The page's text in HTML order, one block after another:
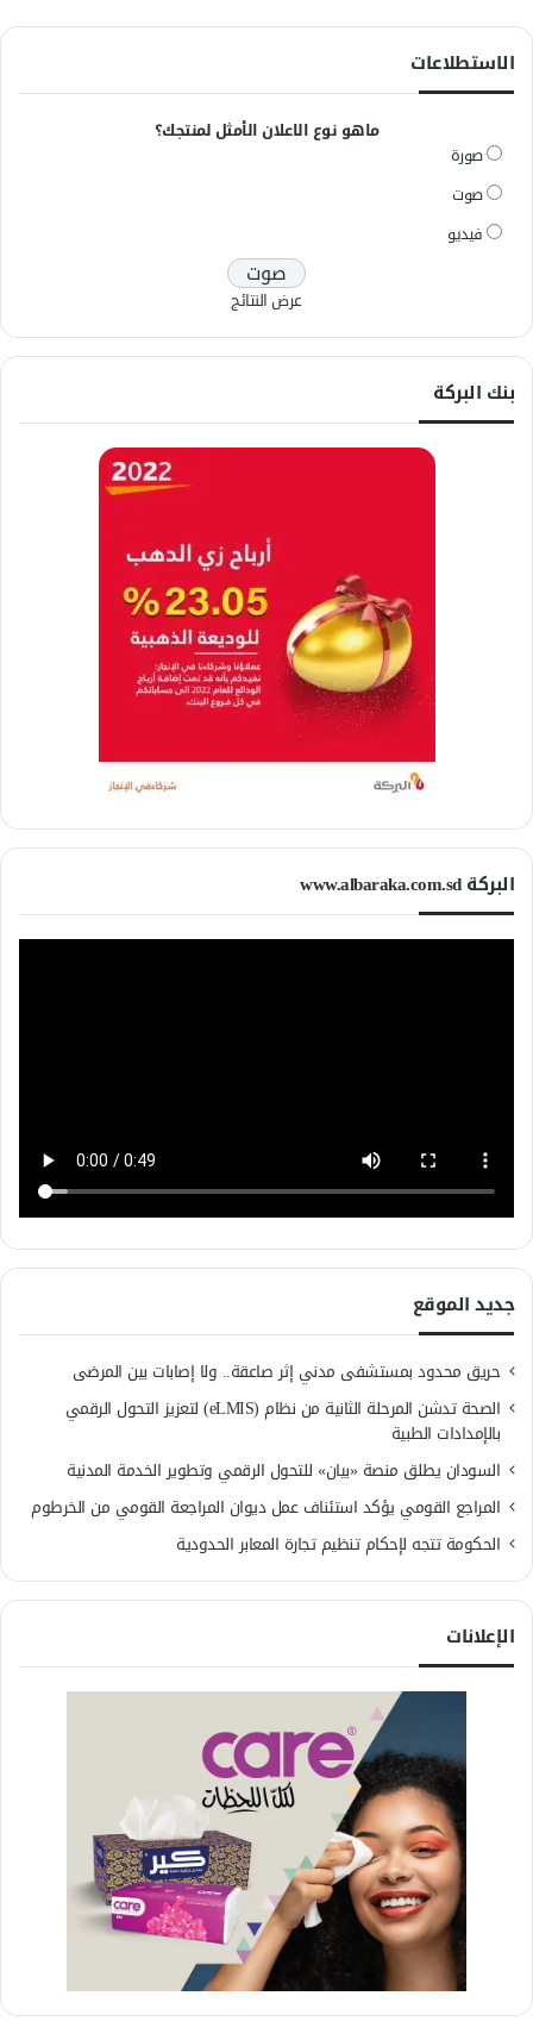
الاستطلاعات
ماهو نوع الاعلان الأمثل لمنتجك؟
صورة
صوت
فيديو
عرض النتائج
بنك البركة
البركة www.albaraka.com.sd
جديد الموقع
حريق محدود بمستشفى مدني إثر صاعقة.. ولا إصابات بين المرضى
الصحة تدشن المرحلة الثانية من نظام (eLMIS) لتعزيز التحول الرقمي
بالإمدادات الطبية
السودان يطلق منصة «بيان» للتحول الرقمي وتطوير الخدمة المدنية
المراجع القومي يؤكد استئناف عمل ديوان المراجعة القومي من الخرطوم
الحكومة تتجه لإحكام تنظيم تجارة المعابر الحدودية
الإعلانات